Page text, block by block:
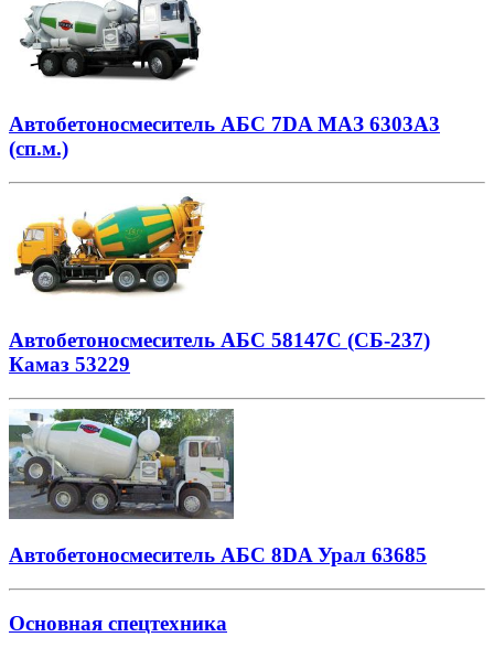
Автобетоносмеситель АБС 7DA МАЗ 6303А3
(сп.м.)
Автобетоносмеситель АБС 58147С (СБ-237)
Камаз 53229
Автобетоносмеситель АБС 8DA Урал 63685
Основная спецтехника